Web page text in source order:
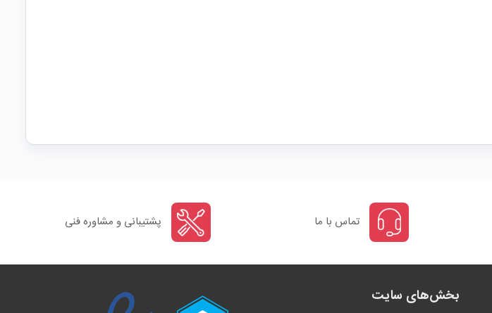
تماس با ما پشتیبانی و مشاوره فنی
بخش‌های سایت